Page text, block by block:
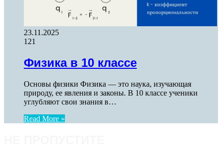
23.11.2025
121
Физика в 10 классе
Основы физики Физика — это наука, изучающая
природу, ее явления и законы. В 10 классе ученики
углубляют свои знания в…
Read More »